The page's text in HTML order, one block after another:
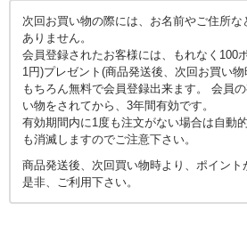
次回お買い物の際には、お名前やご住所
ありません。
会員登録されたお客様には、もれなく100
1円)プレゼント(商品発送後、次回お買い物
もちろん無料で会員登録出来ます。 会員
い物をされてから、3年間有効です。
有効期間内に1度も注文がない場合は自動
も消滅しますのでご注意下さい。
商品発送後、次回買い物時より、ポイント
是非、ご利用下さい。